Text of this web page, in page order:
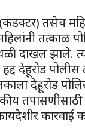
तसेच
तत्काळ
दाखल झाले.
देहूरोड
देहूरोड